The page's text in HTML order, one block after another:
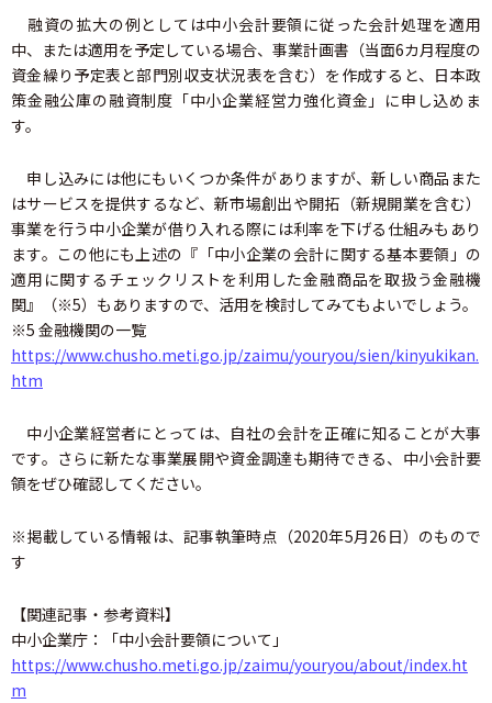
融資の拡大の例としては中小会計要領に従った会計処理を適用
中、または適用を予定している場合、事業計画書（当面6カ月程度の
資金繰り予定表と部門別収支状況表を含む）を作成すると、日本政
策金融公庫の融資制度「中小企業経営力強化資金」に申し込めま
す。
申し込みには他にもいくつか条件がありますが、新しい商品また
はサービスを提供するなど、新市場創出や開拓（新規開業を含む）
事業を行う中小企業が借り入れる際には利率を下げる仕組みもあり
ます。この他にも上述の『「中小企業の会計に関する基本要領」の
適用に関するチェックリストを利用した金融商品を取扱う金融機
関』（※5）もありますので、活用を検討してみてもよいでしょう。
※5 金融機関の一覧
https://www.chusho.meti.go.jp/zaimu/youryou/sien/kinyukikan.
htm
中小企業経営者にとっては、自社の会計を正確に知ることが大事
です。さらに新たな事業展開や資金調達も期待できる、中小会計要
領をぜひ確認してください。
※掲載している情報は、記事執筆時点（2020年5月26日）のもので
す
【関連記事・参考資料】
中小企業庁：「中小会計要領について」
https://www.chusho.meti.go.jp/zaimu/youryou/about/index.ht
m